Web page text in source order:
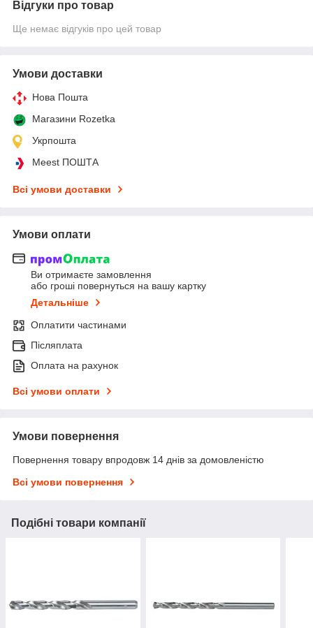
Відгуки про товар
Ще немає відгуків про цей товар
Умови доставки
Нова Пошта
Магазини Rozetka
Укрпошта
Meest ПОШТА
Всі умови доставки
Умови оплати
Ви отримаєте замовлення
або гроші повернуться на вашу картку
Детальніше
Оплатити частинами
Післяплата
Оплата на рахунок
Всі умови оплати
Умови повернення
Повернення товару впродовж 14 днів за домовленістю
Всі умови повернення
Подібні товари компанії